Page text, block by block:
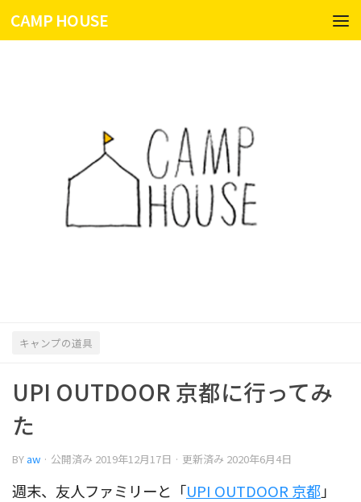
コンテンツへスキップ
CAMP HOUSE
キャンプの道具
UPI OUTDOOR 京都に行ってみ
た
BY aw · 公開済み 2019年12月17日 · 更新済み 2020年6月4日
週末、友人ファミリーと「UPI OUTDOOR 京都」